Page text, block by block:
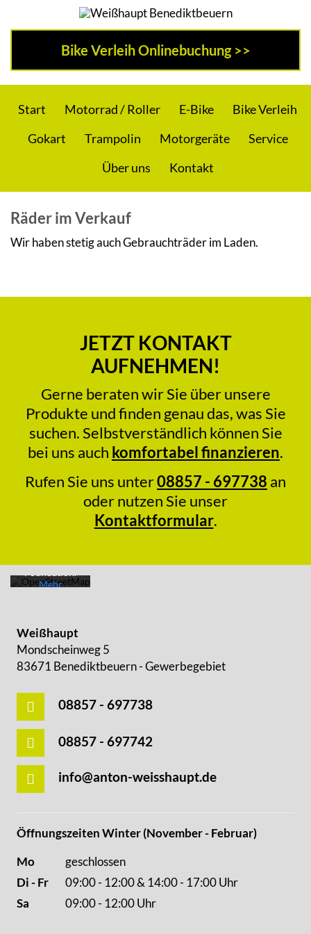
Weißhaupt
Benediktbeuern
Motorrad
|
Roller
|
E-
Bikes
Bike Verleih Onlinebuchung >>
Start Motorrad / Roller E-Bike
Bike Verleih
Gokart
Trampolin Motorgeräte
Service
Über uns
Kontakt
Räder im Verkauf
Wir haben stetig auch Gebrauchträder im Laden.
JETZT KONTAKT
AUFNEHMEN!
Gerne beraten wir Sie über unsere
Produkte und finden genau das, was Sie
suchen. Selbstverständlich können Sie
bei uns auch komfortabel finanzieren.
Rufen Sie uns unter08857 - 697738 an
oder nutzen Sie unser
Kontaktformular.
Laden der
Karte
Mehr
laden
OpenStreetMap
entsperren
Weißhaupt
Mondscheinweg 5
83671 Benediktbeuern - Gewerbegebiet
08857 - 697738
08857 - 697742
info@anton-weisshaupt.de
Öffnungszeiten Winter (November - Februar)
Mo
geschlossen
Di - Fr
09:00 - 12:00 & 14:00 - 17:00 Uhr
Sa
09:00 - 12:00 Uhr